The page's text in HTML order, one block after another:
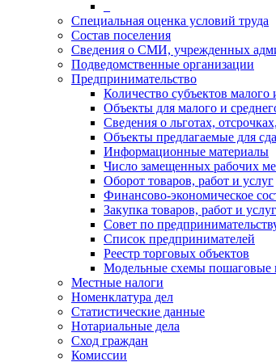
Специальная оценка условий труда
Состав поселения
Сведения о СМИ, учрежденных
Подведомственные организации
Предпринимательство
Количество субъектов малого
Объекты для малого и
Сведения о льготах,
Объекты предлагаемые для
Информационные материалы
Число замещенных рабочих
Оборот товаров, работ и услуг
Финансово-экономическое
Закупка товаров, работ и услуг
Совет по
Список предпринимателей
Реестр торговых объектов
Модельные схемы пошаговые
Местные налоги
Номенклатура дел
Статистические данные
Нотариальные дела
Сход граждан
Комиссии